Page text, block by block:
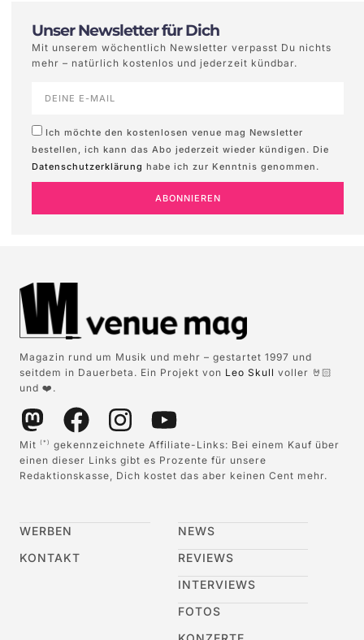
Unser Newsletter für Dich
Mit unserem wöchentlich Newsletter verpasst Du nichts
mehr – natürlich kostenlos und jederzeit kündbar.
Ich möchte den kostenlosen venue mag Newsletter
bestellen, ich kann das Abo jederzeit wieder kündigen. Die
Datenschutzerklärung habe ich zur Kenntnis genommen.
ABONNIEREN
Magazin rund um Musik und mehr – gestartet 1997 und
seitdem in Dauerbeta. Ein Projekt von Leo Skull voller 🤘🏻
und ❤️.
Mit (*)
gekennzeichnete Affiliate-Links: Bei einem Kauf über
einen dieser Links gibt es Prozente für unsere
Redaktionskasse, Dich kostet das aber keinen Cent mehr.
WERBEN
KONTAKT
NEWS
REVIEWS
INTERVIEWS
FOTOS